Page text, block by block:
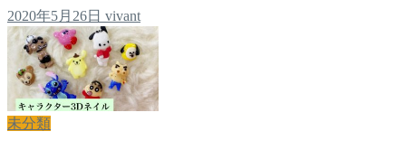
2020年5月26日 vivant
未分類